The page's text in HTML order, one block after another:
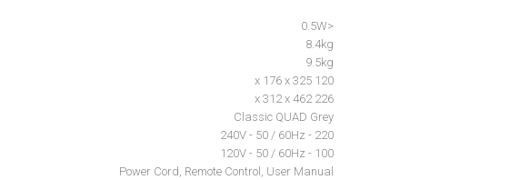
<0.5W
8.4kg
9.5kg
120 x 176 x 325
226 x 312 x 462
Classic QUAD Grey
220 - 240V - 50 / 60Hz
100 - 120V - 50 / 60Hz
Power Cord, Remote Control, User Manual